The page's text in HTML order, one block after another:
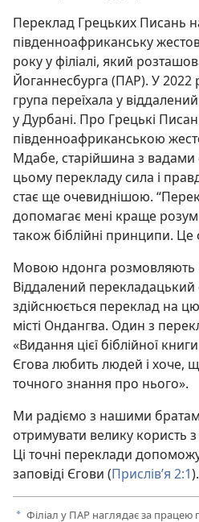
Переклад Грецьких Писань
південноафриканську
року у філіалі, який
Йоганнесбурга (ПАР). У 2022
група переїхала у
у Дурбані. Про Грецькі
південноафриканською
Мдабе, старійшина з вадами
цьому перекладу сила і
стає ще очевиднішою.
допомагає мені краще
також біблійні принципи.
Мовою ндонга розмовляють
Віддалений перекладацький
здійснюється переклад на
місті Ондангва. Один з
«Видання цієї біблійної
Єгова любить людей і хоче,
точного знання про нього».
Ми радіємо з нашими
отримувати велику користь
Ці точні переклади
заповіді Єгови (Прислів’я 2:1).
a Філіал у ПАР наглядає за працею